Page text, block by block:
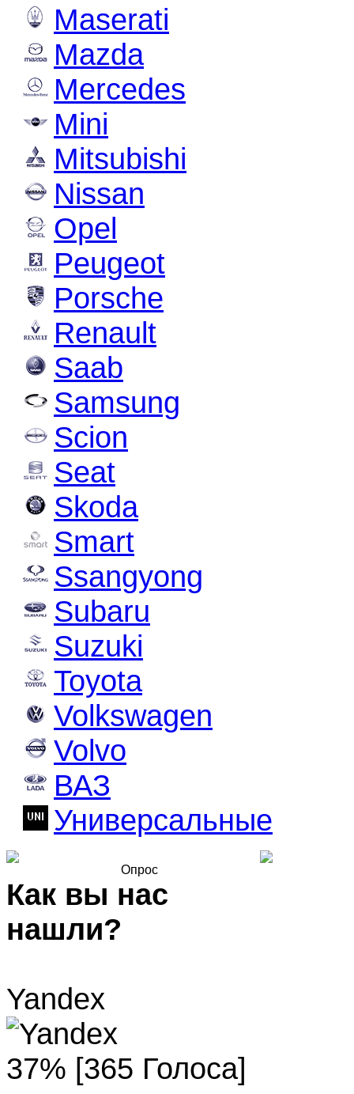
Maserati
Mazda
Mercedes
Mini
Mitsubishi
Nissan
Opel
Peugeot
Porsche
Renault
Saab
Samsung
Scion
Seat
Skoda
Smart
Ssangyong
Subaru
Suzuki
Toyota
Volkswagen
Volvo
ВАЗ
Универсальные
Опрос
Как вы нас
нашли?
Yandex
37% [365 Голоса]